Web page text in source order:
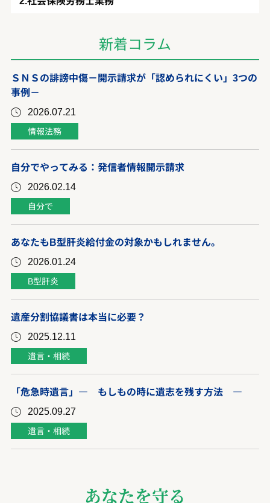
新着コラム
ＳＮＳの誹謗中傷－開示請求が「認められにくい」3つの
事例－
2026.07.21
情報法務
自分でやってみる：発信者情報開示請求
2026.02.14
自分で
あなたもB型肝炎給付金の対象かもしれません。
2026.01.24
B型肝炎
遺産分割協議書は本当に必要？
2025.12.11
遺言・相続
「危急時遺言」― もしもの時に遺志を残す方法 ―
2025.09.27
遺言・相続
あなたを守る